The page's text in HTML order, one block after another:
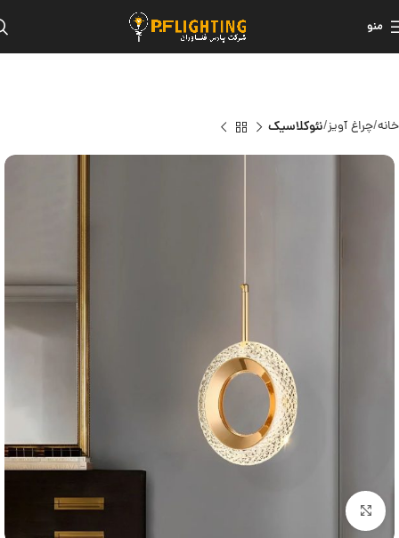
منو
خانه چراغ آویز نئوکلاسیک
بزرگنمایی تصویر